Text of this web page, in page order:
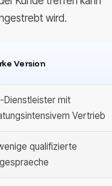
wird.
Version
Dienstleister mit
Vertrieb
qualifizierte